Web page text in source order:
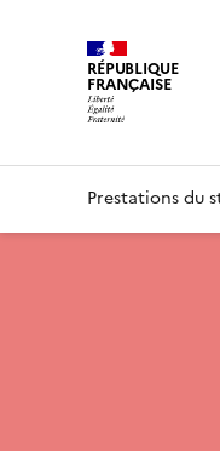
RÉPUBLIQUE
FRANÇAISE
Prestations du